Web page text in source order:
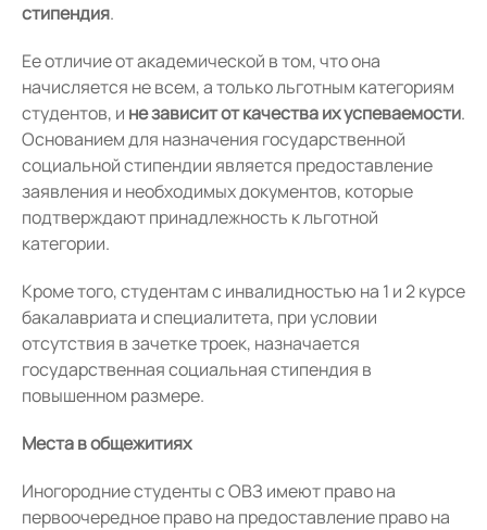
стипендия.
Ее отличие от академической в том, что она
начисляется не всем, а только льготным категориям
студентов, и не зависит от качества их успеваемости.
Основанием для назначения государственной
социальной стипендии является предоставление
заявления и необходимых документов, которые
подтверждают принадлежность к льготной
категории.
Кроме того, студентам с инвалидностью на 1 и 2 курсе
бакалавриата и специалитета, при условии
отсутствия в зачетке троек, назначается
государственная социальная стипендия в
повышенном размере.
Места в общежитиях
Иногородние студенты с ОВЗ имеют право на
первоочередное право на предоставление право на